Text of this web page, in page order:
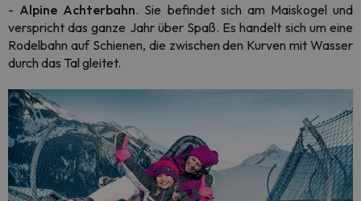
- Alpine Achterbahn. Sie befindet sich am Maiskogel und
verspricht das ganze Jahr über Spaß. Es handelt sich um eine
Rodelbahn auf Schienen, die zwischen den Kurven mit Wasser
durch das Tal gleitet.